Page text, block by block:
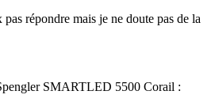
répondre mais je ne doute pas de la
SMARTLED 5500 Corail :